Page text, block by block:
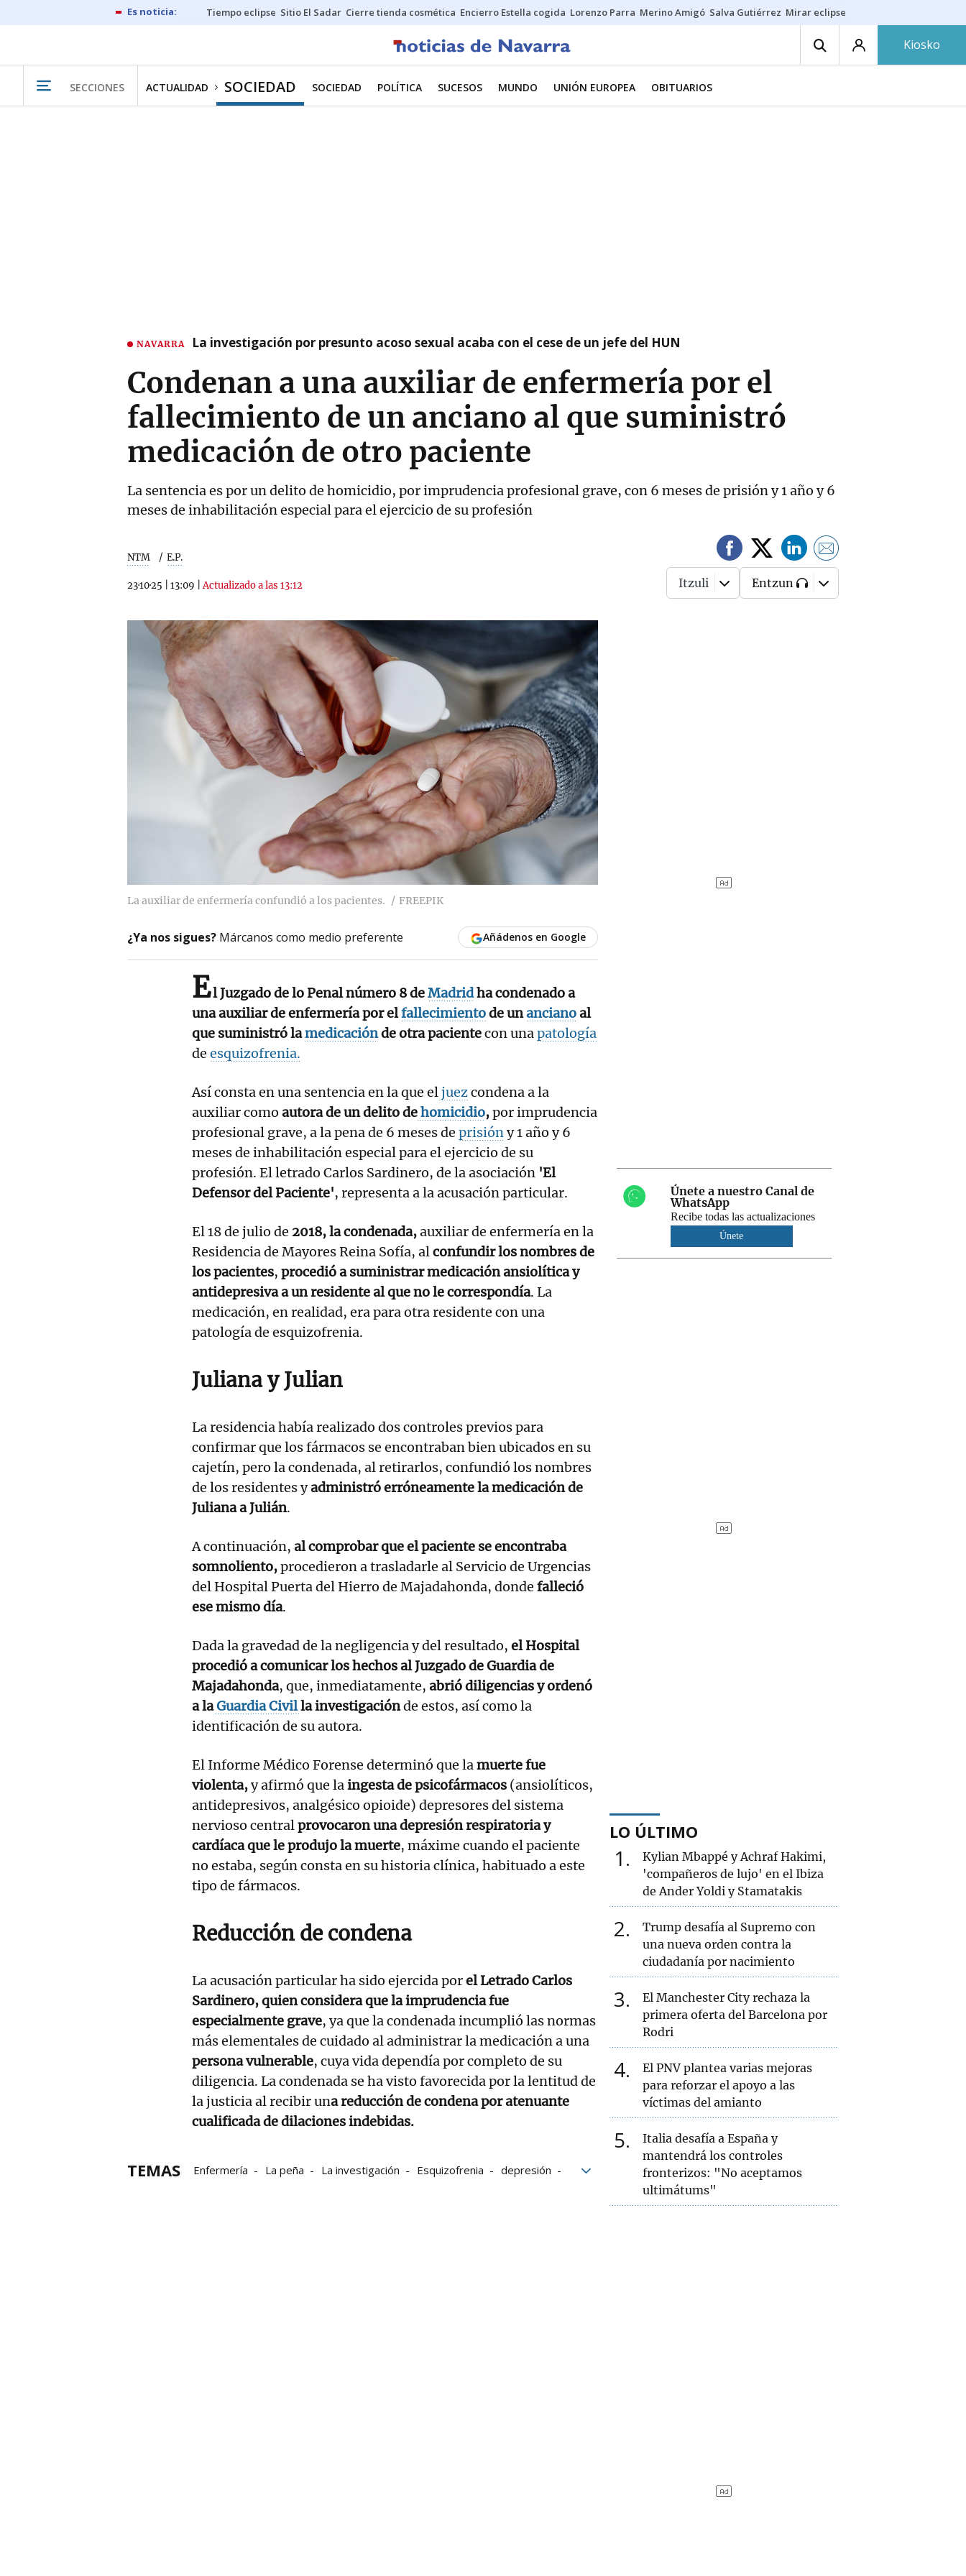
Tiempo eclipse Sitio El Sadar Cierre tienda cosmética Encierro Estella cogida Lorenzo Parra Merino Amigó Salva Gutiérrez Mirar eclipse
Kiosko
SECCIONES ACTUALIDAD SOCIEDAD SOCIEDAD POLÍTICA SUCESOS MUNDO UNIÓN EUROPEA OBITUARIOS
NAVARRA La investigación por presunto acoso sexual acaba con el cese de un jefe del HUN
Condenan a una auxiliar de enfermería por el
fallecimiento de un anciano al que suministró
medicación de otro paciente
La sentencia es por un delito de homicidio, por imprudencia profesional grave, con 6 meses de prisión y 1 año y 6
meses de inhabilitación especial para el ejercicio de su profesión
NTM E.P.
23·10·25 13:09 |Actualizado a las 13:12 Itzuli Entzun
La auxiliar de enfermería confundió a los pacientes. FREEPIK
¿Ya nos sigues? Márcanos como medio preferente Añádenos en Google
El Juzgado de lo Penal número 8 deMadridha condenado a
una auxiliar de enfermería por elfallecimientode unancianoal
que suministró lamedicaciónde otra pacientecon unapatología
de esquizofrenia.
Así consta en una sentencia en la que eljuezcondena a la
auxiliar como autora de un delito dehomicidio,por imprudencia
profesional grave, a la pena de 6 meses de prisióny 1 año y 6
meses de inhabilitación especial para el ejercicio de su
profesión. El letrado Carlos Sardinero, de la asociación 'El
Defensor del Paciente', representa a la acusación particular.
El 18 de julio de 2018, la condenada,auxiliar de enfermería en la
Residencia de Mayores Reina Sofía, alconfundir los nombres de
los pacientes, procedió a suministrar medicación ansiolítica y
antidepresiva a un residente al que no le correspondía. La
medicación, en realidad, era para otra residente con una
patología de esquizofrenia.
Juliana y Julian
La residencia había realizado dos controles previos para
confirmar que los fármacos se encontraban bien ubicados en su
cajetín, pero la condenada, al retirarlos, confundió los nombres
de los residentes yadministró erróneamente la medicación de
Juliana a Julián.
A continuación, al comprobar que el paciente se encontraba
somnoliento,procedieron a trasladarle al Servicio de Urgencias
del Hospital Puerta del Hierro de Majadahonda, donde falleció
ese mismo día.
Dada la gravedad de la negligencia y del resultado, el Hospital
procedió a comunicar los hechos al Juzgado de Guardia de
Majadahonda, que, inmediatamente, abrió diligencias y ordenó
a laGuardia Civilla investigaciónde estos, así como la
identificación de su autora.
El Informe Médico Forense determinó que lamuerte fue
violenta,y afirmó que laingesta de psicofármacos (ansiolíticos,
antidepresivos, analgésico opioide) depresores del sistema
nervioso centralprovocaron una depresión respiratoria y
cardíaca que le produjo la muerte, máxime cuando el paciente
no estaba, según consta en su historia clínica, habituado a este
tipo de fármacos.
Reducción de condena
La acusación particular ha sido ejercida porel Letrado Carlos
Sardinero, quien considera que la imprudencia fue
especialmente grave, ya que la condenada incumplió las normas
más elementales de cuidado al administrar la medicación a una
persona vulnerable, cuya vida dependía por completo de su
diligencia. La condenada se ha visto favorecida por la lentitud de
la justicia al recibir una reducción de condena por atenuante
cualificada de dilaciones indebidas.
TEMAS Enfermería La peña La investigación Esquizofrenia
depresión
Únete a nuestro Canal de
WhatsApp
Recibe todas las actualizaciones
Únete
LO ÚLTIMO
1
Kylian Mbappé y Achraf Hakimi,
'compañeros de lujo' en el Ibiza
de Ander Yoldi y Stamatakis
2
Trump desafía al Supremo con
una nueva orden contra la
ciudadanía por nacimiento
3
El Manchester City rechaza la
primera oferta del Barcelona por
Rodri
4
El PNV plantea varias mejoras
para reforzar el apoyo a las
víctimas del amianto
5
Italia desafía a España y
mantendrá los controles
fronterizos: "No aceptamos
ultimátums"